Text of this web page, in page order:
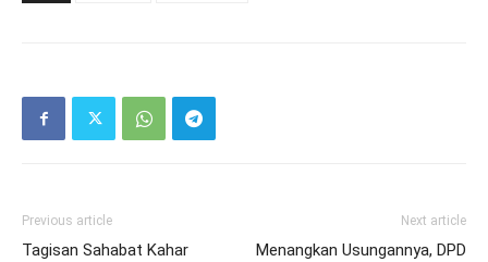
Previous article
Tagisan Sahabat Kahar
Next article
Menangkan Usungannya, DPD